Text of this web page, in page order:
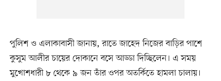
পুলিশ ও এলাকাবাসী জানায়, রাতে জাহেদ নিজের বাড়ির পাশে
কুসুম আলীর চায়ের দোকানে বসে আড্ডা দিচ্ছিলেন। এ সময়
মুখোশধারী ৮ থেকে ৯ জন তাঁর ওপর অতর্কিতে হামলা চালায়।